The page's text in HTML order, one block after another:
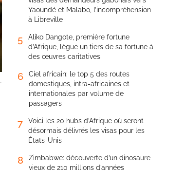
Yaoundé et Malabo, l’incompréhension
à Libreville
5
Aliko Dangote, première fortune
d’Afrique, lègue un tiers de sa fortune à
des œuvres caritatives
6
Ciel africain: le top 5 des routes
domestiques, intra-africaines et
internationales par volume de
passagers
7
Voici les 20 hubs d’Afrique où seront
désormais délivrés les visas pour les
États-Unis
8
Zimbabwe: découverte d’un dinosaure
vieux de 210 millions d’années